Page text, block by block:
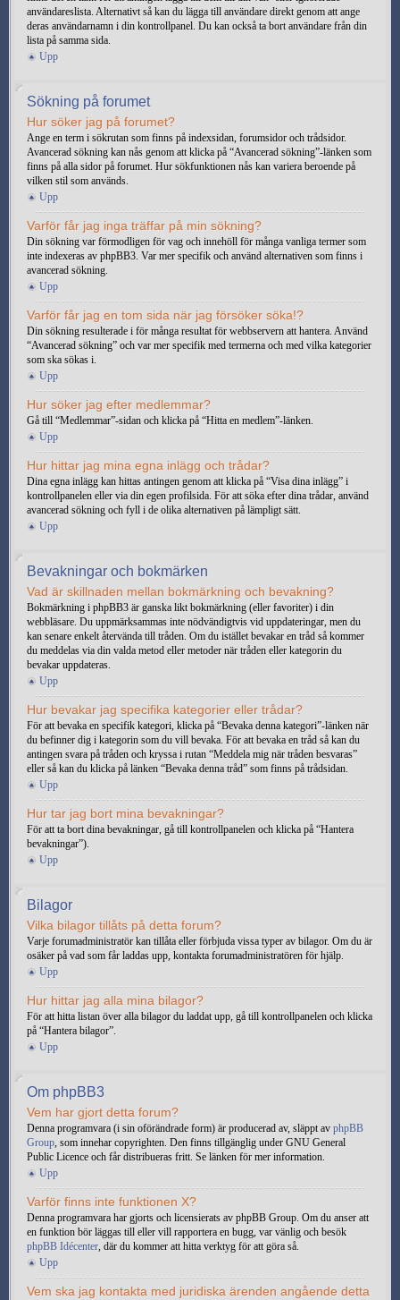
användareslista. Alternativt så kan du lägga till användare direkt genom att ange
deras användarnamn i din kontrollpanel. Du kan också ta bort användare från din
lista på samma sida.
Upp
Sökning på forumet
Hur söker jag på forumet?
Ange en term i sökrutan som finns på indexsidan, forumsidor och trådsidor.
Avancerad sökning kan nås genom att klicka på “Avancerad sökning”-länken som
finns på alla sidor på forumet. Hur sökfunktionen nås kan variera beroende på
vilken stil som används.
Upp
Varför får jag inga träffar på min sökning?
Din sökning var förmodligen för vag och innehöll för många vanliga termer som
inte indexeras av phpBB3. Var mer specifik och använd alternativen som finns i
avancerad sökning.
Upp
Varför får jag en tom sida när jag försöker söka!?
Din sökning resulterade i för många resultat för webbservern att hantera. Använd
“Avancerad sökning” och var mer specifik med termerna och med vilka kategorier
som ska sökas i.
Upp
Hur söker jag efter medlemmar?
Gå till “Medlemmar”-sidan och klicka på “Hitta en medlem”-länken.
Upp
Hur hittar jag mina egna inlägg och trådar?
Dina egna inlägg kan hittas antingen genom att klicka på “Visa dina inlägg” i
kontrollpanelen eller via din egen profilsida. För att söka efter dina trådar, använd
avancerad sökning och fyll i de olika alternativen på lämpligt sätt.
Upp
Bevakningar och bokmärken
Vad är skillnaden mellan bokmärkning och bevakning?
Bokmärkning i phpBB3 är ganska likt bokmärkning (eller favoriter) i din
webbläsare. Du uppmärksammas inte nödvändigtvis vid uppdateringar, men du
kan senare enkelt återvända till tråden. Om du istället bevakar en tråd så kommer
du meddelas via din valda metod eller metoder när tråden eller kategorin du
bevakar uppdateras.
Upp
Hur bevakar jag specifika kategorier eller trådar?
För att bevaka en specifik kategori, klicka på “Bevaka denna kategori”-länken när
du befinner dig i kategorin som du vill bevaka. För att bevaka en tråd så kan du
antingen svara på tråden och kryssa i rutan “Meddela mig när tråden besvaras”
eller så kan du klicka på länken “Bevaka denna tråd” som finns på trådsidan.
Upp
Hur tar jag bort mina bevakningar?
För att ta bort dina bevakningar, gå till kontrollpanelen och klicka på “Hantera
bevakningar”).
Upp
Bilagor
Vilka bilagor tillåts på detta forum?
Varje forumadministratör kan tillåta eller förbjuda vissa typer av bilagor. Om du är
osäker på vad som får laddas upp, kontakta forumadministratören för hjälp.
Upp
Hur hittar jag alla mina bilagor?
För att hitta listan över alla bilagor du laddat upp, gå till kontrollpanelen och klicka
på “Hantera bilagor”.
Upp
Om phpBB3
Vem har gjort detta forum?
Denna programvara (i sin oförändrade form) är producerad av, släppt av phpBB
Group, som innehar copyrighten. Den finns tillgänglig under GNU General
Public Licence och får distribueras fritt. Se länken för mer information.
Upp
Varför finns inte funktionen X?
Denna programvara har gjorts och licensierats av phpBB Group. Om du anser att
en funktion bör läggas till eller vill rapportera en bugg, var vänlig och besök
phpBB Idécenter, där du kommer att hitta verktyg för att göra så.
Upp
Vem ska jag kontakta med juridiska ärenden angående detta